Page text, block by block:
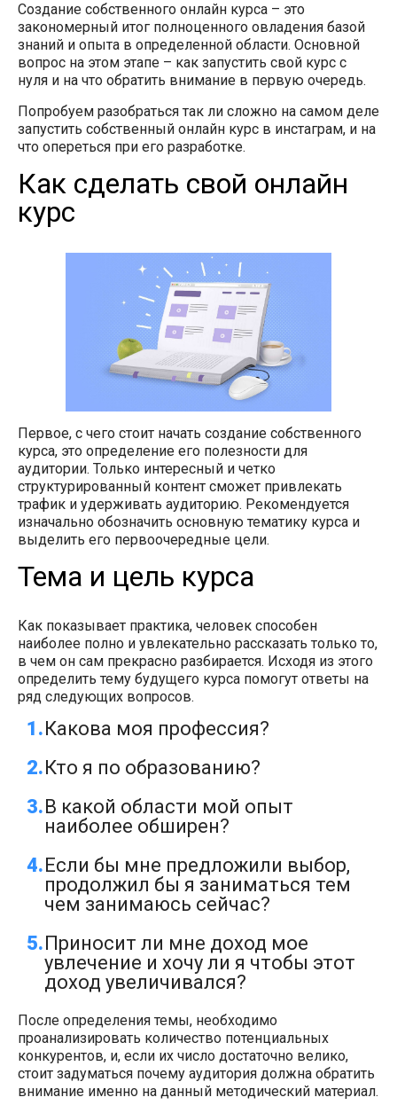
Создание собственного онлайн курса – это
закономерный итог полноценного овладения базой
знаний и опыта в определенной области. Основной
вопрос на этом этапе – как запустить свой курс с
нуля и на что обратить внимание в первую очередь.
Попробуем разобраться так ли сложно на самом деле
запустить собственный онлайн курс в инстаграм, и на
что опереться при его разработке.
Как сделать свой онлайн
курс
Первое, с чего стоит начать создание собственного
курса, это определение его полезности для
аудитории. Только интересный и четко
структурированный контент сможет привлекать
трафик и удерживать аудиторию. Рекомендуется
изначально обозначить основную тематику курса и
выделить его первоочередные цели.
Тема и цель курса
Как показывает практика, человек способен
наиболее полно и увлекательно рассказать только то,
в чем он сам прекрасно разбирается. Исходя из этого
определить тему будущего курса помогут ответы на
ряд следующих вопросов.
Какова моя профессия?
Кто я по образованию?
В какой области мой опыт
наиболее обширен?
Если бы мне предложили выбор,
продолжил бы я заниматься тем
чем занимаюсь сейчас?
Приносит ли мне доход мое
увлечение и хочу ли я чтобы этот
доход увеличивался?
После определения темы, необходимо
проанализировать количество потенциальных
конкурентов, и, если их число достаточно велико,
стоит задуматься почему аудитория должна обратить
внимание именно на данный методический материал.